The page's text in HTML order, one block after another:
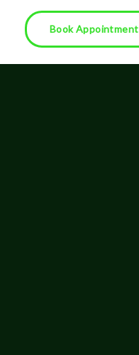
Book Appointment